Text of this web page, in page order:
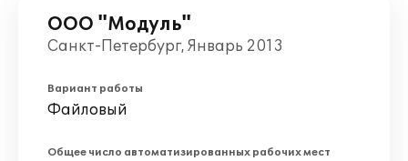
ООО "Модуль"
Санкт-Петербург, Январь 2013
Вариант работы
Файловый
Общее число автоматизированных рабочих мест